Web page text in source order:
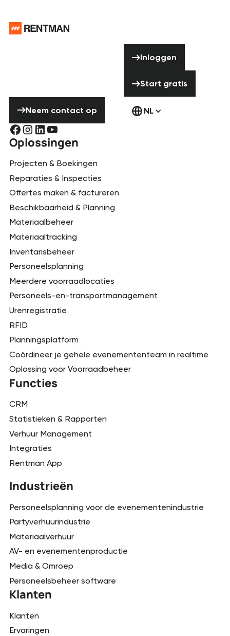
Neem contact op
Inloggen
Start gratis
NL
Oplossingen
Projecten & Boekingen
Reparaties & Inspecties
Offertes maken & factureren
Beschikbaarheid & Planning
Materiaalbeheer
Materiaaltracking
Inventarisbeheer
Personeelsplanning
Meerdere voorraadlocaties
Personeels-en-transportmanagement
Urenregistratie
RFID
Planningsplatform
Coördineer je gehele evenemententeam in realtime
Oplossing voor Voorraadbeheer
Functies
CRM
Statistieken & Rapporten
Verhuur Management
Integraties
Rentman App
Industrieën
Personeelsplanning voor de evenementenindustrie
Partyverhuurindustrie
Materiaalverhuur
AV- en evenementenproductie
Media & Omroep
Personeelsbeheer software
Klanten
Klanten
Ervaringen